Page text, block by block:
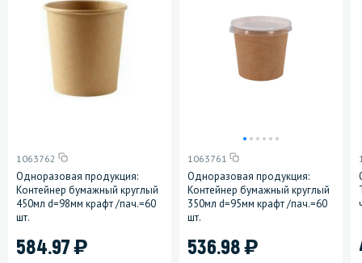
1063762
Одноразовая продукция:
Контейнер бумажный круглый
450мл d=98мм крафт /пач.=60
шт.
584.97)
1063761
Одноразовая продукция:
Контейнер бумажный круглый
350мл d=95мм крафт /пач.=60
шт.
536.98)